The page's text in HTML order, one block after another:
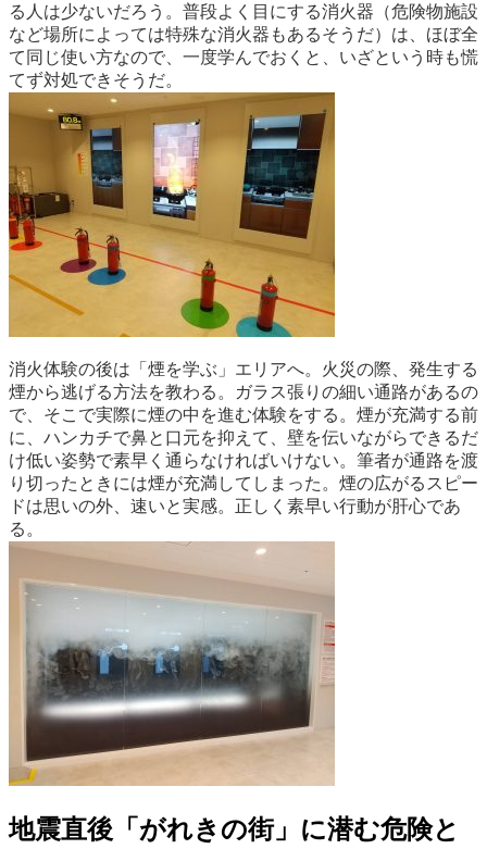
る人は少ないだろう。普段よく目にする消火器（危険物施設
など場所によっては特殊な消火器もあるそうだ）は、ほぼ全
て同じ使い方なので、一度学んでおくと、いざという時も慌
てず対処できそうだ。
消火体験の後は「煙を学ぶ」エリアへ。火災の際、発生する
煙から逃げる方法を教わる。ガラス張りの細い通路があるの
で、そこで実際に煙の中を進む体験をする。煙が充満する前
に、ハンカチで鼻と口元を抑えて、壁を伝いながらできるだ
け低い姿勢で素早く通らなければいけない。筆者が通路を渡
り切ったときには煙が充満してしまった。煙の広がるスピー
ドは思いの外、速いと実感。正しく素早い行動が肝心であ
る。
地震直後「がれきの街」に潜む危険と